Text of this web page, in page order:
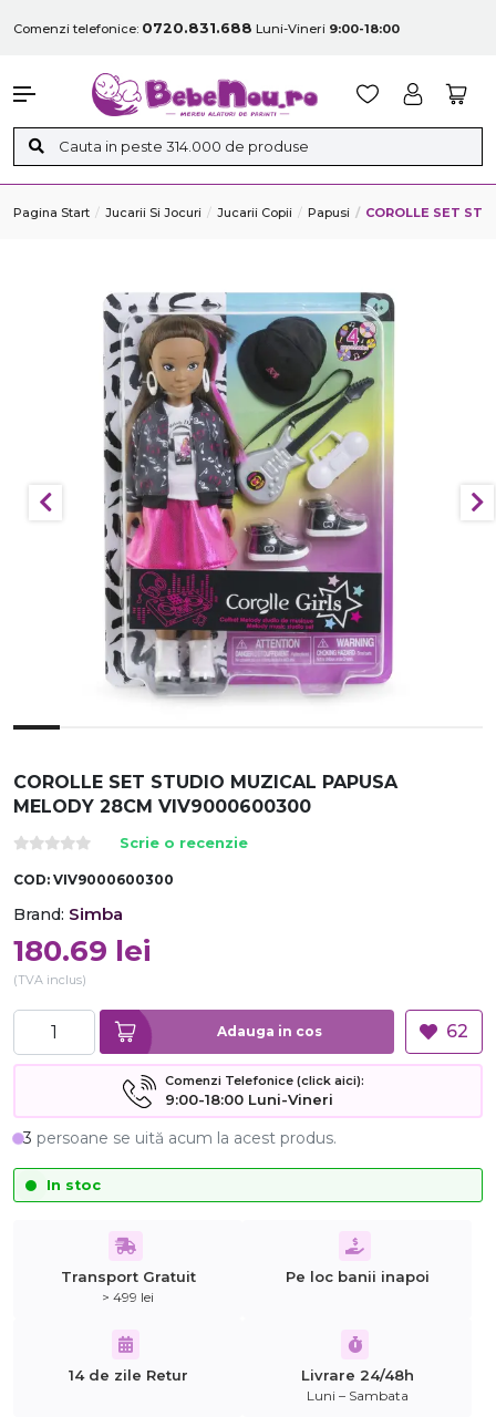
Comenzi telefonice: 0720.831.688 Luni-Vineri 9:00-18:00
Pagina Start Jucarii Si Jocuri Jucarii Copii Papusi COROLLE SET
COROLLE SET STUDIO MUZICAL PAPUSA
MELODY 28CM VIV9000600300
Scrie o recenzie
COD: VIV9000600300
Brand: Simba
180.69 lei
(TVA inclus)
Adauga in cos 62
Comenzi Telefonice (click aici):
9:00-18:00 Luni-Vineri
3 persoane se uită acum la acest produs.
In stoc
Transport Gratuit
> 499 lei
Pe loc banii inapoi
14 de zile Retur Livrare 24/48h
Luni – Sambata